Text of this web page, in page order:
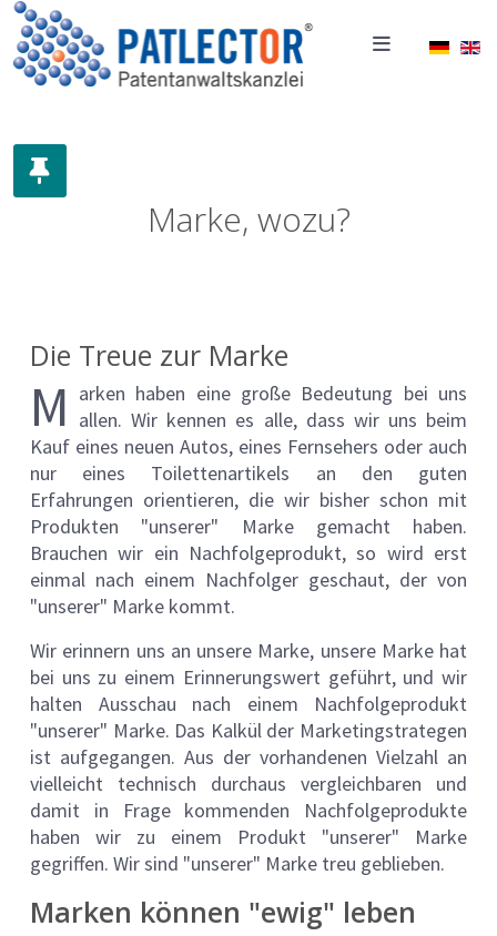
Marke, wozu?
Die Treue zur Marke
M arken haben eine große Bedeutung bei uns
allen. Wir kennen es alle, dass wir uns beim
Kauf eines neuen Autos, eines Fernsehers oder auch
nur eines Toilettenartikels an den guten
Erfahrungen orientieren, die wir bisher schon mit
Produkten "unserer" Marke gemacht haben.
Brauchen wir ein Nachfolgeprodukt, so wird erst
einmal nach einem Nachfolger geschaut, der von
"unserer" Marke kommt.
Wir erinnern uns an unsere Marke, unsere Marke hat
bei uns zu einem Erinnerungswert geführt, und wir
halten Ausschau nach einem Nachfolgeprodukt
"unserer" Marke. Das Kalkül der Marketingstrategen
ist aufgegangen. Aus der vorhandenen Vielzahl an
vielleicht technisch durchaus vergleichbaren und
damit in Frage kommenden Nachfolgeprodukte
haben wir zu einem Produkt "unserer" Marke
gegriffen. Wir sind "unserer" Marke treu geblieben.
Marken können "ewig" leben